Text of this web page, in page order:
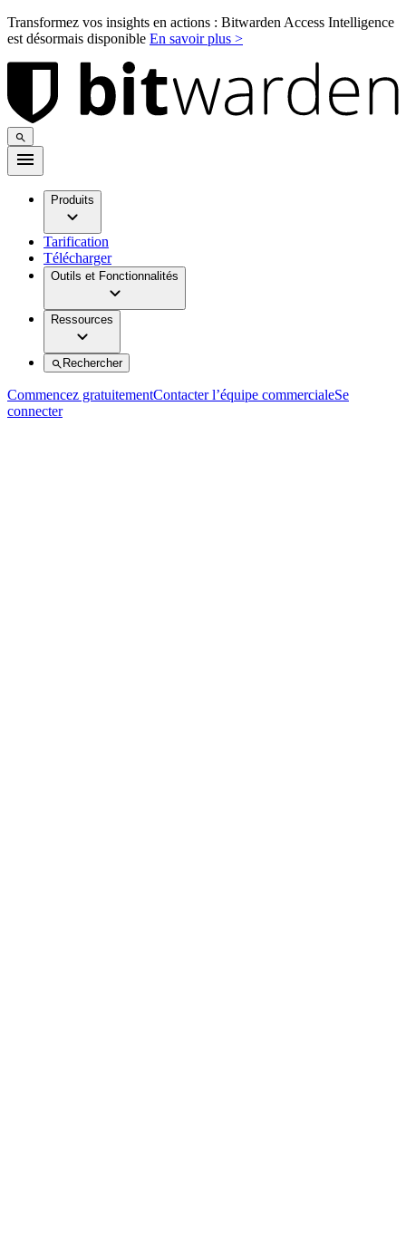
Transformez vos insights en actions : Bitwarden Access Intelligence
est désormais disponible En savoir plus >
Produits
Tarification
Télécharger
Outils et Fonctionnalités
Ressources
Rechercher
Commencez gratuitementContacter l’équipe commercialeSe
connecter